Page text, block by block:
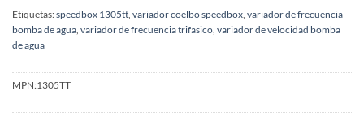
Etiquetas:speedbox 1305tt variador coelbo speedbox variador de frecuencia
bomba de agua variador de frecuencia trifasico variador de velocidad bomba
de agua
MPN:1305TT